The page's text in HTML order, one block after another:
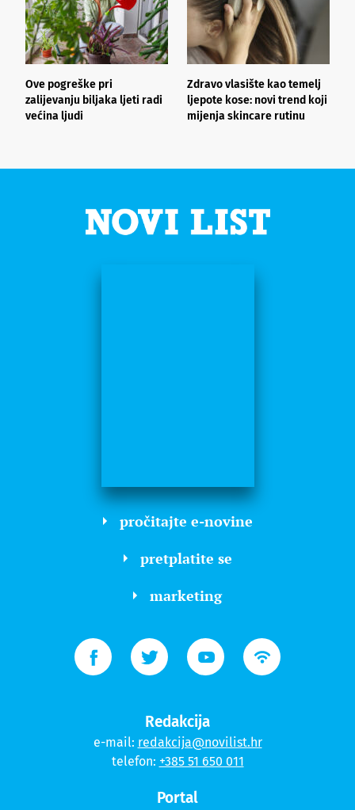
Ove pogreške pri
zalijevanju biljaka ljeti radi
većina ljudi
Zdravo vlasište kao temelj
ljepote kose: novi trend koji
mijenja skincare rutinu
pročitajte e-novine
pretplatite se
marketing
Redakcija
e-mail: redakcija@novilist.hr
telefon: +385 51 650 011
Portal